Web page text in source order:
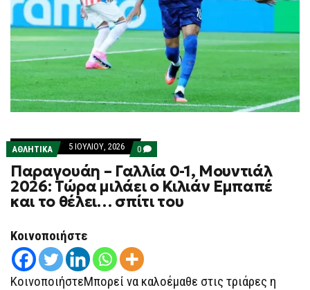
ΑΘΛΗΤΙΚΑ 5 ΙΟΥΛΊΟΥ, 2026 0 COMMENTS
ON
ΠΑΡΑΓΟΥΆΗ
–
ΓΑΛΛΊΑ
0-
1,
ΜΙΛΆΕΙ
Ο
ΕΜΠΑΠΈ
Παραγουάη – Γαλλία 0-1, Μουντιάλ
2026: Τώρα μιλάει ο Κιλιάν Εμπαπέ
και το θέλει… σπίτι του
Κοινοποιήστε
ΚοινοποιήστεΜπορεί να καλοέμαθε στις τριάρες η